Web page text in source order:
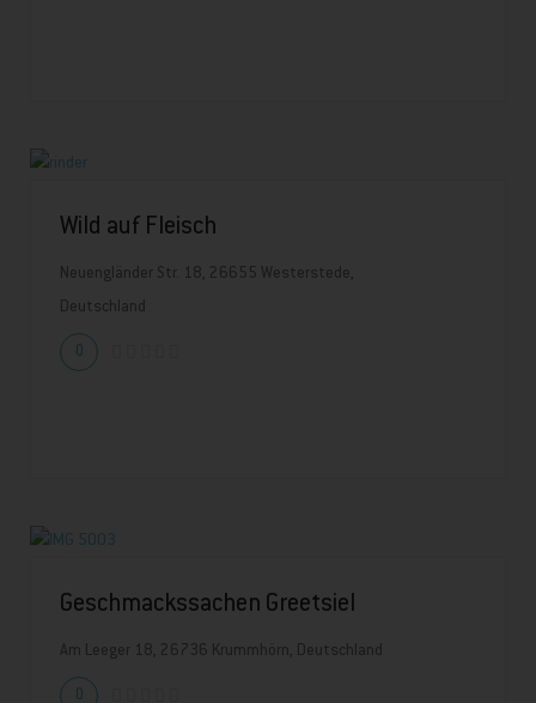
Wild auf Fleisch
Neuengländer Str. 18, 26655 Westerstede,
Deutschland
0
Geschmackssachen Greetsiel
Am Leeger 18, 26736 Krummhörn, Deutschland
0